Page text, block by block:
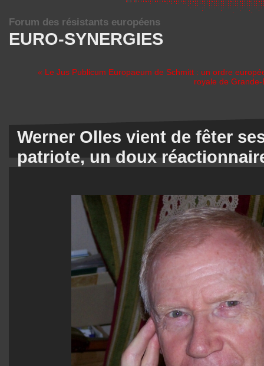
EURO-SYNERGIES
Forum des résistants européens
« Le Jus Publicum Europaeum de Schmitt : un ordre
royale de
Werner Olles vient de fêter
patriote, un doux